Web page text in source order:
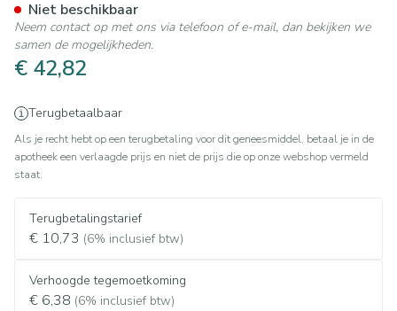
€ 42,82
Terugbetaalbaar
Als je recht hebt op een terugbetaling voor dit geneesmiddel, betaal je in de
apotheek een verlaagde prijs en niet de prijs die op onze webshop vermeld
staat.
Terugbetalingstarief
€ 10,73 (6% inclusief btw)
Verhoogde tegemoetkoming
€ 6,38 (6% inclusief btw)
Niet beschikbaar
Neem contact op met ons via telefoon of e-mail, dan bekijken we
samen de mogelijkheden.